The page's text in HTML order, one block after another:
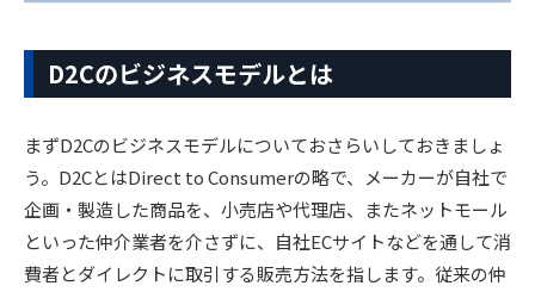
D2Cのビジネスモデルとは
まずD2Cのビジネスモデルについておさらいしておきましょ
う。D2CとはDirect to Consumerの略で、メーカーが自社で
企画・製造した商品を、小売店や代理店、またネットモール
といった仲介業者を介さずに、自社ECサイトなどを通して消
費者とダイレクトに取引する販売方法を指します。従来の仲